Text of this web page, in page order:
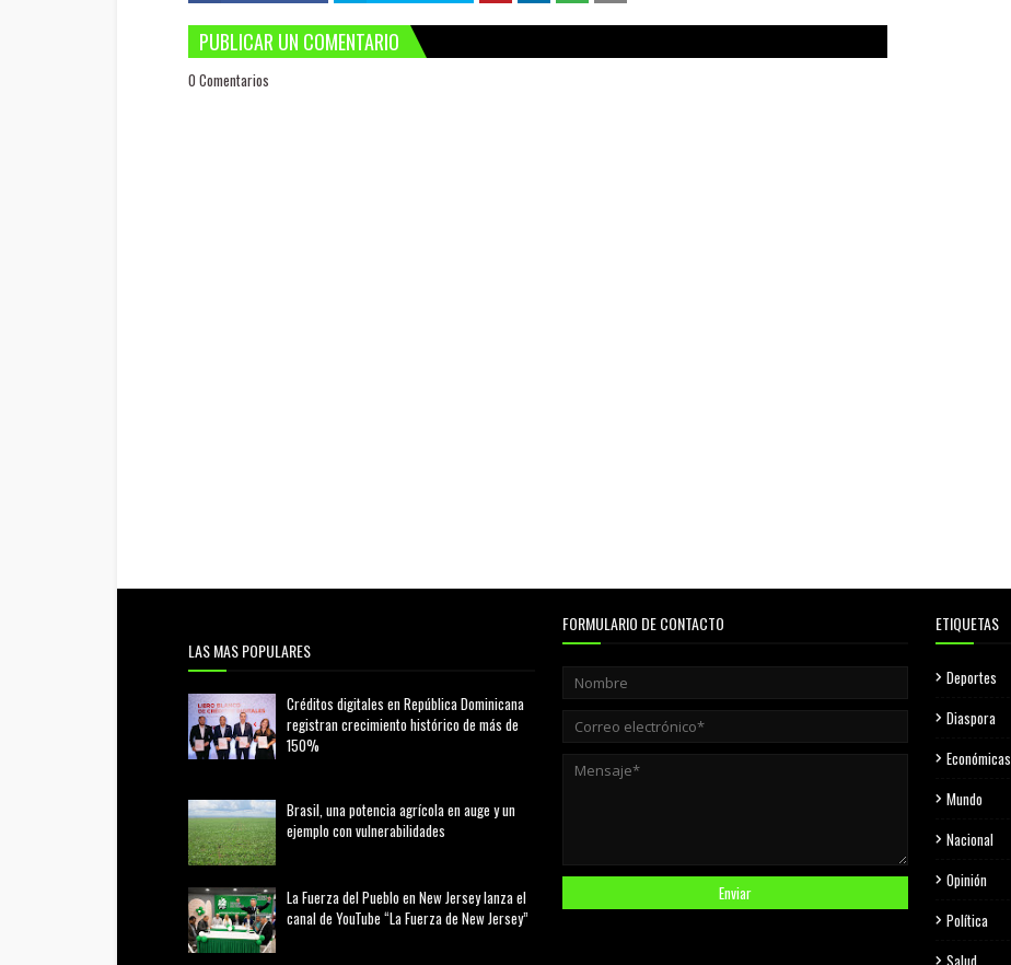
PUBLICAR UN COMENTARIO
0 Comentarios
LAS MAS POPULARES
Créditos digitales en República Dominicana
registran crecimiento histórico de más de
150%
Brasil, una potencia agrícola en auge y un
ejemplo con vulnerabilidades
La Fuerza del Pueblo en New Jersey lanza el
canal de YouTube “La Fuerza de New Jersey”
FORMULARIO DE CONTACTO ETIQUETAS
Deportes
Diaspora
Económicas
Mundo
Nacional
Opinión
Política
Salud